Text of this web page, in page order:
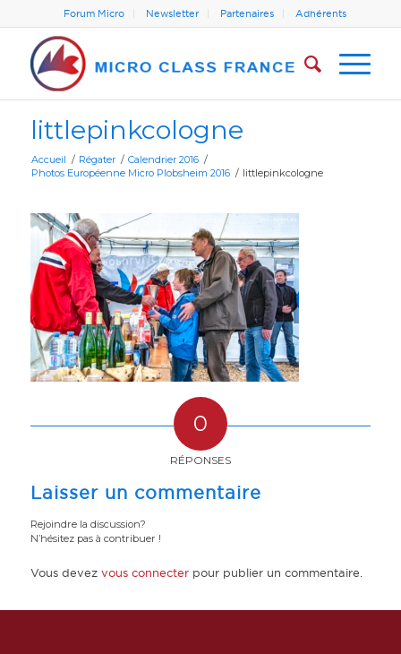
Forum Micro Newsletter Partenaires Adhérents
littlepinkcologne
Accueil / Régater / Calendrier 2016 /
Photos Européenne Micro Plobsheim 2016 / littlepinkcologne
0
RÉPONSES
Laisser un commentaire
Rejoindre la discussion?
N’hésitez pas à contribuer !
Vous devez vous connecterpour publier un commentaire.